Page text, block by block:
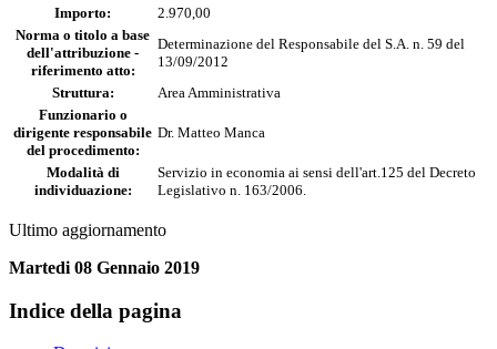
Importo:
2.970,00
Norma o titolo a base
dell'attribuzione -
riferimento atto:
Determinazione del Responsabile del S.A. n. 59 del
13/09/2012
Struttura:
Area Amministrativa
Funzionario o
dirigente responsabile
del procedimento:
Dr. Matteo Manca
Modalità di
individuazione:
Servizio in economia ai sensi dell'art.125 del Decreto
Legislativo n. 163/2006.
Ultimo aggiornamento
Martedi 08 Gennaio 2019
Indice della pagina